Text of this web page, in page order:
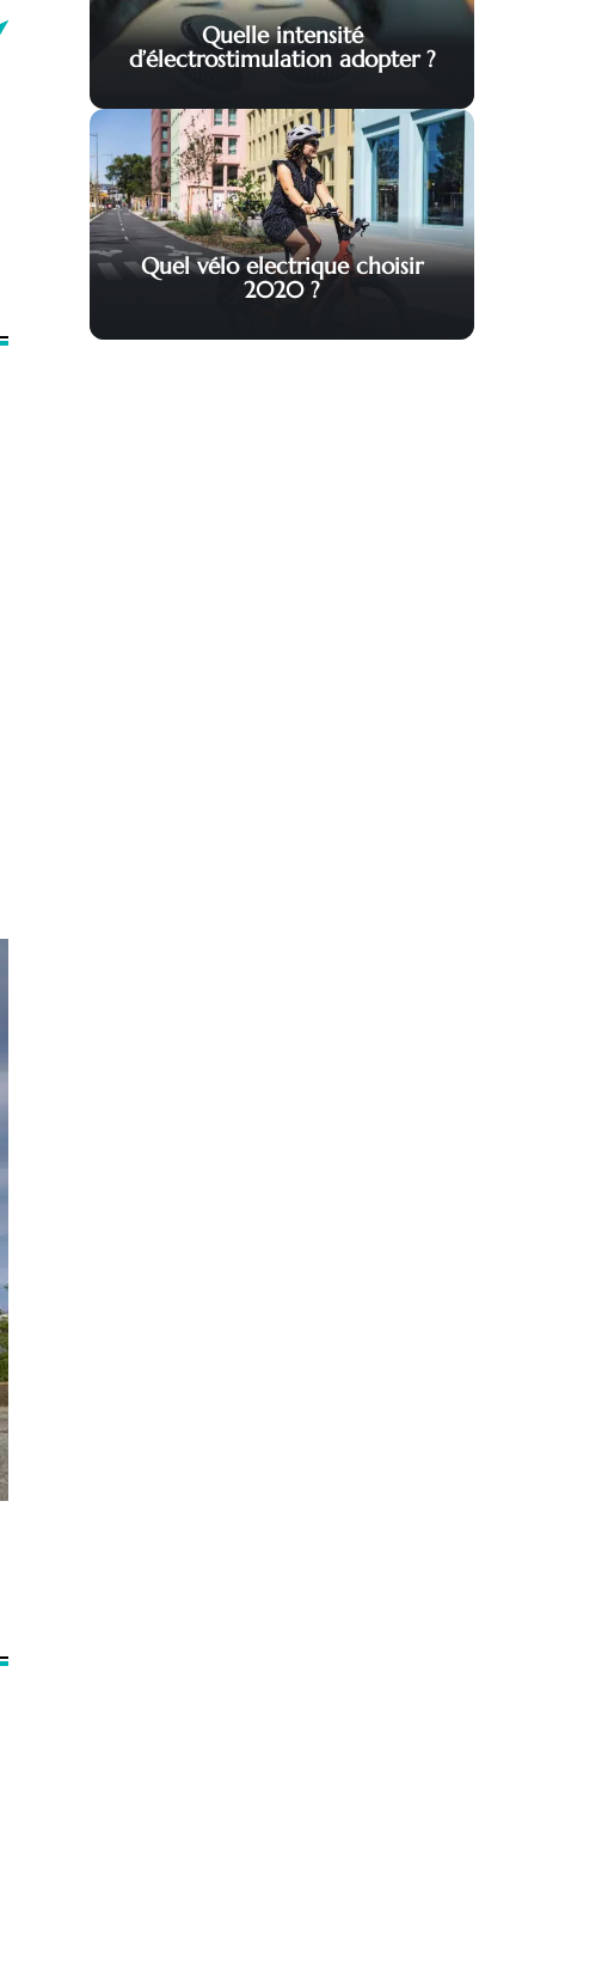
Quelle intensité
d’électrostimulation adopter ?
Quel vélo electrique choisir
2020 ?